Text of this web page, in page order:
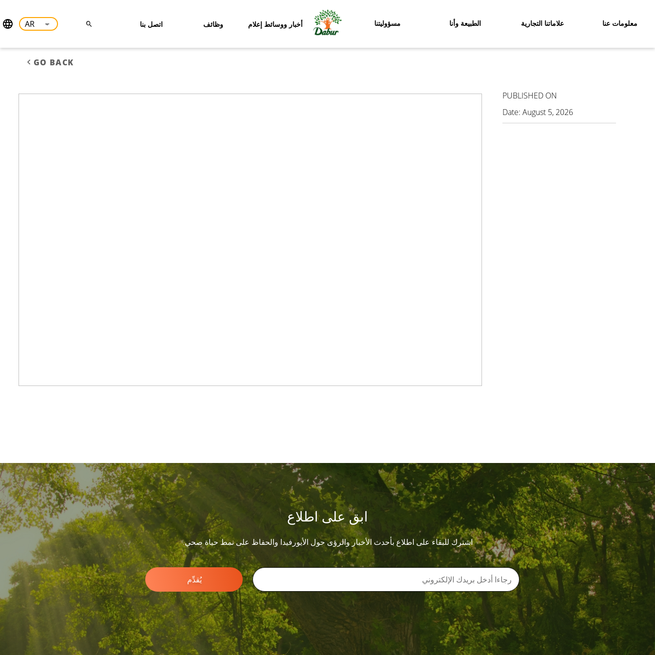
معلومات عنا علاماتنا التجارية الطبيعة وأنا مسؤوليتنا أخبار ووسائط إعلام وظائف اتصل بنا
GO BACK
PUBLISHED ON
Date:August 5, 2026
ابق على اطلاع
اشترك للبقاء على اطلاع بأحدث الأخبار والرؤى حول الأيورفيدا والحفاظ على نمط حياة صحي.
يُقدِّم